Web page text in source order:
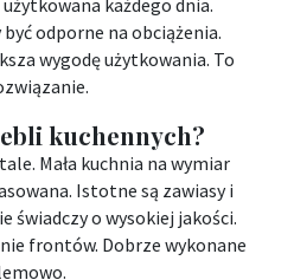
odporne na obciążenia.
wygodę użytkowania. To
kuchennych?
Mała kuchnia na wymiar
Istotne są zawiasy i
świadczy o wysokiej jakości.
frontów. Dobrze wykonane